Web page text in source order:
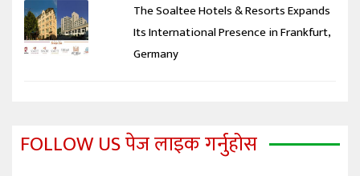
The Soaltee Hotels & Resorts Expands
Its International Presence in Frankfurt,
Germany
FOLLOW US पेज लाइक गर्नुहोस